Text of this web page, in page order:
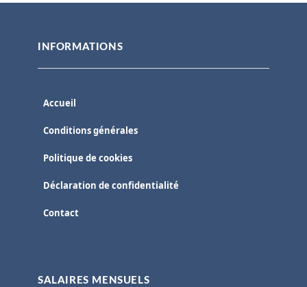
INFORMATIONS
Accueil
Conditions générales
Politique de cookies
Déclaration de confidentialité
Contact
SALAIRES MENSUELS